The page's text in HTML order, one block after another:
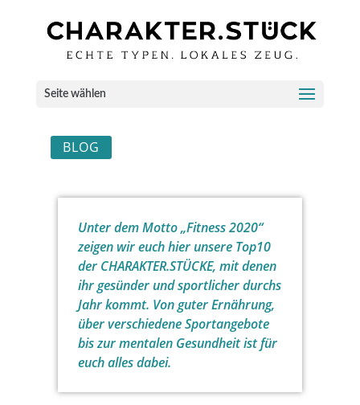
Seite wählen
BLOG
Unter dem Motto „Fitness 2020“
zeigen wir euch hier unsere Top10
der CHARAKTER.STÜCKE, mit denen
ihr gesünder und sportlicher durchs
Jahr kommt. Von guter Ernährung,
über verschiedene Sportangebote
bis zur mentalen Gesundheit ist für
euch alles dabei.